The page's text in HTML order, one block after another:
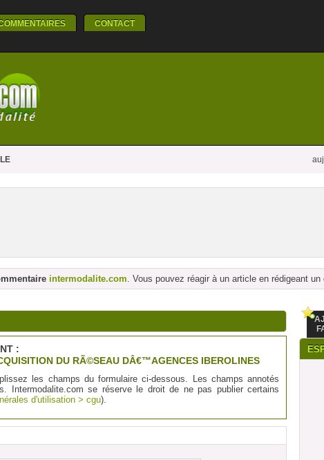
CONTACT
intermodalite.com. Vous pouvez réagir à un article en rédigeant un
:
DU RÃ©SEAU DÂ€™AGENCES IBEROLINES
les champs du formulaire ci-dessous. Les champs annotés
Intermodalite.com se réserve le droit de ne pas publier certains
d'utilisation > cgu).